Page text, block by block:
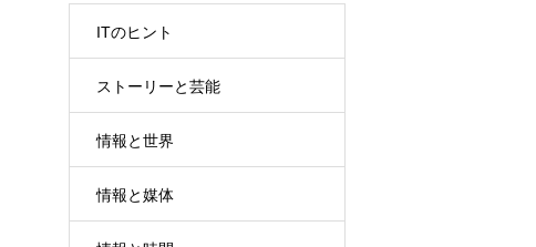
ITのヒント
ストーリーと芸能
情報と世界
情報と媒体